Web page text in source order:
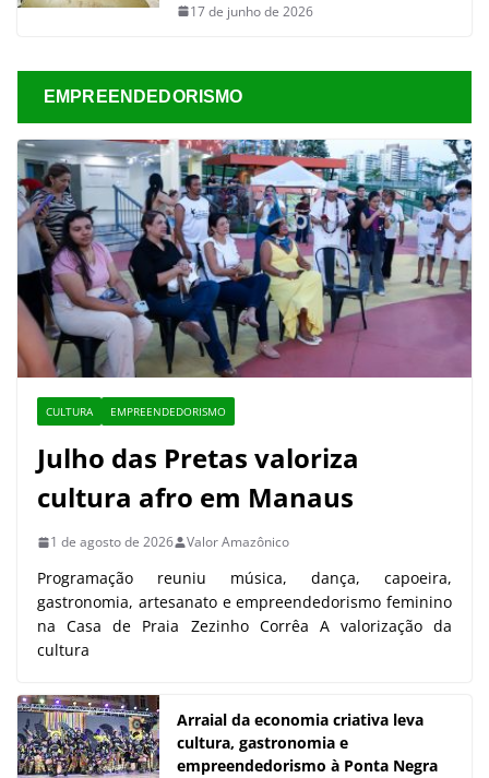
17 de junho de 2026
EMPREENDEDORISMO
CULTURA EMPREENDEDORISMO
Julho das Pretas valoriza
cultura afro em Manaus
1 de agosto de 2026 Valor Amazônico
Programação reuniu música, dança, capoeira,
gastronomia, artesanato e empreendedorismo feminino
na Casa de Praia Zezinho Corrêa A valorização da
cultura
Arraial da economia criativa leva
cultura, gastronomia e
empreendedorismo à Ponta Negra